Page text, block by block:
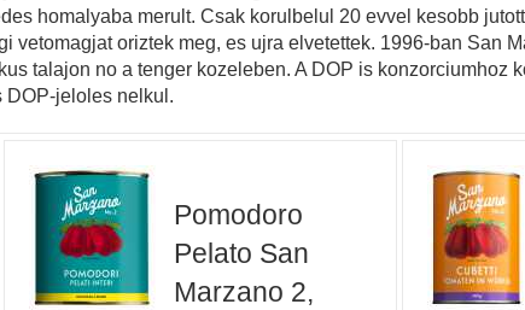
homalyaba merult. Csak korulbelul 20 evvel kesobb
vetomagjat oriztek meg, es ujra elvetettek. 1996-ban San
talajon no a tenger kozeleben. A DOP is konzorciumhoz
jeloles nelkul.
Pomodoro
Pelato San
Marzano 2,